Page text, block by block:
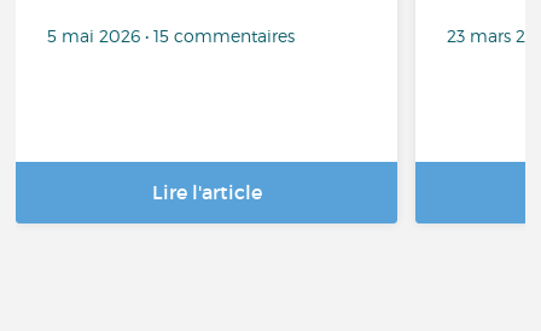
5 mai 2026 • 15 commentaires
Lire l'article
23 mars